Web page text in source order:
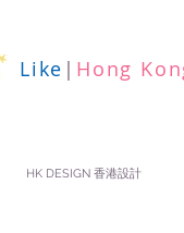
Like | Hong
HK DESIGN 香港設計